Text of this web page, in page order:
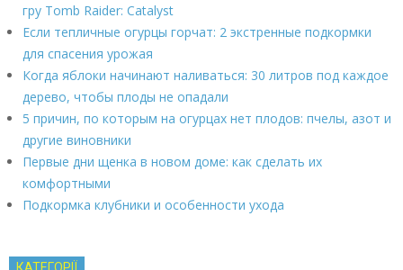
гру Tomb Raider: Catalyst
Если тепличные огурцы горчат: 2 экстренные подкормки
для спасения урожая
Когда яблоки начинают наливаться: 30 литров под каждое
дерево, чтобы плоды не опадали
5 причин, по которым на огурцах нет плодов: пчелы, азот и
другие виновники
Первые дни щенка в новом доме: как сделать их
комфортными
Подкормка клубники и особенности ухода
КАТЕГОРІЇ